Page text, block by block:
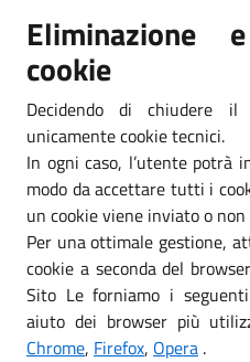
Eliminazione
cookie
Decidendo di chiudere il
unicamente cookie tecnici.
In ogni caso, l’utente potrà
modo da accettare tutti i
un cookie viene inviato o
Per una ottimale gestione,
cookie a seconda del
Sito Le forniamo i
aiuto dei browser più
Chrome, Firefox, Opera .